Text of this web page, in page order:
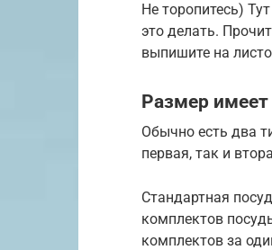
Не торопитесь)
это делать.
выпишите на
Размер имеет
Обычно есть два
первая, так и
Стандартная
комплектов
комплектов за